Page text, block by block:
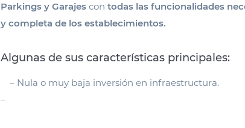
Parkings y Garajes con todas las funcionalidades
y completa de los establecimientos.
Algunas de sus características principales:
– Nula o muy baja inversión en infraestructura.
–